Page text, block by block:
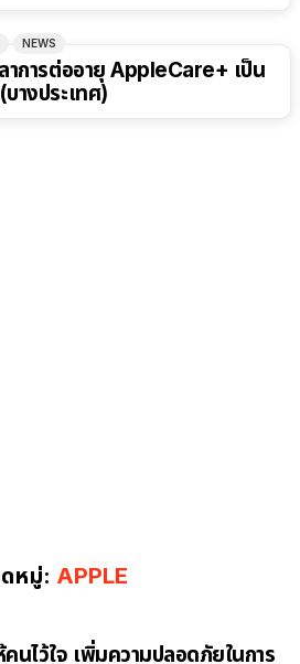
NEWS
าการต่ออายุ AppleCare+ เป็น
างประเทศ)
หมู่: APPLE
นไว้ใจ เพิ่มความปลอดภัยในการ